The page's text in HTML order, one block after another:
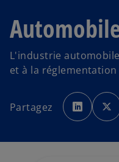
L'industrie
et à la réglementation
Partagez ’
o
u